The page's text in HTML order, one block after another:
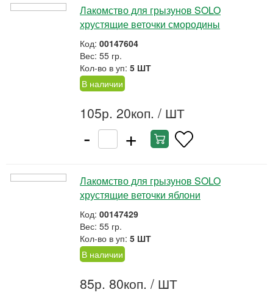
Лакомство для грызунов SOLO
хрустящие веточки смородины
Код: 00147604
Вес: 55 гр.
Кол-во в уп: 5 ШТ
В наличии
105р. 20коп. / ШТ
- +
Лакомство для грызунов SOLO
хрустящие веточки яблони
Код: 00147429
Вес: 55 гр.
Кол-во в уп: 5 ШТ
В наличии
85р. 80коп. / ШТ